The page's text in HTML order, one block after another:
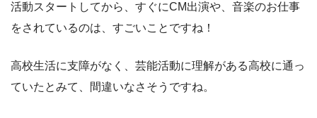
活動スタートしてから、すぐにCM出演や、音楽のお仕事
をされているのは、すごいことですね！
高校生活に支障がなく、芸能活動に理解がある高校に通っ
ていたとみて、間違いなさそうですね。